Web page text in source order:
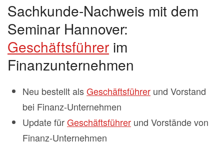
Sachkunde-Nachweis mit dem
Seminar Hannover:
Geschäftsführer im
Finanzunternehmen
Neu bestellt alsGeschäftsführer und Vorstand
bei Finanz-Unternehmen
Update fürGeschäftsführer und Vorstände von
Finanz-Unternehmen